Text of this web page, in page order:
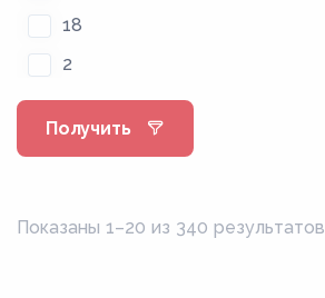
18
2
20
22
Получить
Показаны 1–20 из 340 результатов